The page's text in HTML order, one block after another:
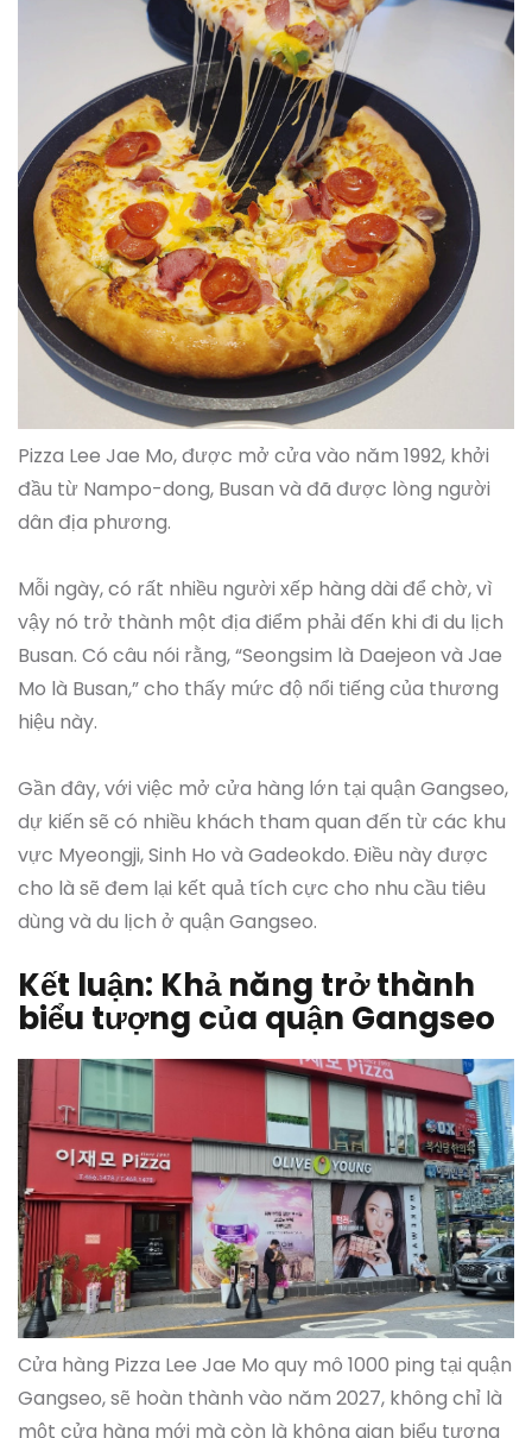
Pizza Lee Jae Mo, được mở cửa vào năm 1992, khởi
đầu từ Nampo-dong, Busan và đã được lòng người
dân địa phương.
Mỗi ngày, có rất nhiều người xếp hàng dài để chờ, vì
vậy nó trở thành một địa điểm phải đến khi đi du lịch
Busan. Có câu nói rằng, “Seongsim là Daejeon và Jae
Mo là Busan,” cho thấy mức độ nổi tiếng của thương
hiệu này.
Gần đây, với việc mở cửa hàng lớn tại quận Gangseo,
dự kiến sẽ có nhiều khách tham quan đến từ các khu
vực Myeongji, Sinh Ho và Gadeokdo. Điều này được
cho là sẽ đem lại kết quả tích cực cho nhu cầu tiêu
dùng và du lịch ở quận Gangseo.
Kết luận: Khả năng trở thành
biểu tượng của quận Gangseo
Cửa hàng Pizza Lee Jae Mo quy mô 1000 ping tại quận
Gangseo, sẽ hoàn thành vào năm 2027, không chỉ là
một cửa hàng mới mà còn là không gian biểu tượng